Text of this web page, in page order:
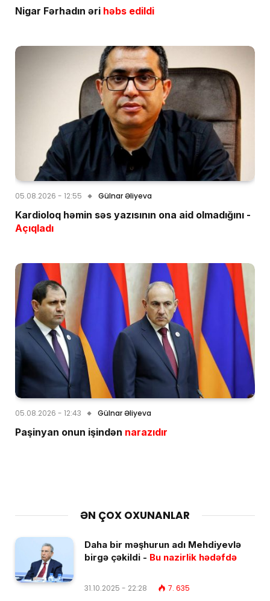
Nigar Fərhadın əri həbs edildi
05.08.2026 - 12:55 Gülnar Əliyeva
Kardioloq həmin səs yazısının ona aid olmadığını -
Açıqladı
05.08.2026 - 12:43 Gülnar Əliyeva
Paşinyan onun işindən narazıdır
ƏN ÇOX OXUNANLAR
Daha bir məşhurun adı Mehdiyevlə
birgə çəkildi - Bu nazirlik hədəfdə
31.10.2025 - 22:28 7. 635